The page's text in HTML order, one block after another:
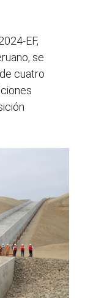
EF,
se
cuatro